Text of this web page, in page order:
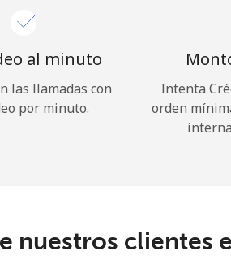
al minuto
las llamadas con
por minuto.
Intenta
orden
nuestros clientes